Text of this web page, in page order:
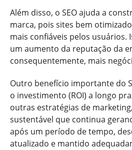
Além disso, o SEO ajuda a
marca, pois sites bem
mais confiáveis pelos usuários.
um aumento da reputação da
consequentemente, mais
Outro benefício importante do
o investimento (ROI) a longo
outras estratégias de
sustentável que continua
após um período de tempo,
atualizado e mantido